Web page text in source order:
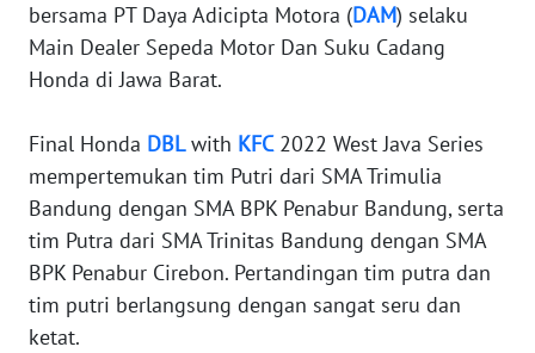
bersama PT Daya Adicipta Motora (DAM) selaku
Main Dealer Sepeda Motor Dan Suku Cadang
Honda di Jawa Barat.
Final Honda DBLwith KFC2022 West Java Series
mempertemukan tim Putri dari SMA Trimulia
Bandung dengan SMA BPK Penabur Bandung, serta
tim Putra dari SMA Trinitas Bandung dengan SMA
BPK Penabur Cirebon. Pertandingan tim putra dan
tim putri berlangsung dengan sangat seru dan
ketat.
INFO
IKLAN
PEDOMAN
MEDIA
SIBER
REDAKSI